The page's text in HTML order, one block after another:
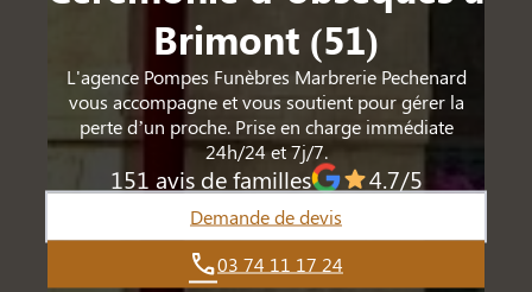
Brimont (51)
L'agence Pompes Funèbres Marbrerie Pechenard
vous accompagne et vous soutient pour gérer la
perte d’un proche. Prise en charge immédiate
24h/24 et 7j/7.
151 avis de familles 4.7/5
Demande de devis
03 74 11 17 24